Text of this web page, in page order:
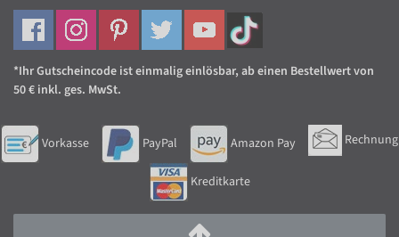
*Ihr Gutscheincode ist einmalig einlösbar, ab einen Bestellwert von
50 € inkl. ges. MwSt.
Vorkasse PayPal Amazon Pay Rechnung
Kreditkarte